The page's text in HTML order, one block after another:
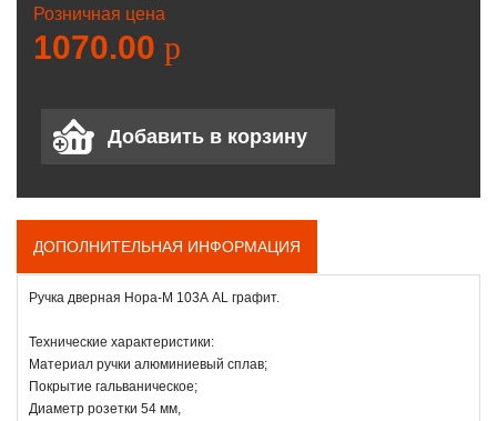
Розничная цена
1070.00 p
ДОПОЛНИТЕЛЬНАЯ ИНФОРМАЦИЯ
Ручка дверная Нора-М 103А AL графит.
Технические характеристики:
Материал ручки алюминиевый сплав;
Покрытие гальваническое;
Диаметр розетки 54 мм,